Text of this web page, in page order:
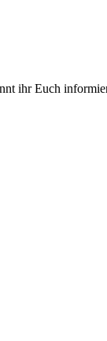
ihr Euch